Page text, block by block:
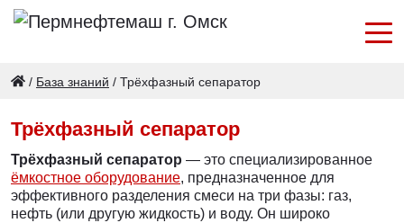
/ База знаний / Трёхфазный сепаратор
Трёхфазный сепаратор
Трёхфазный сепаратор — это специализированное
ёмкостное оборудование, предназначенное для
эффективного разделения смеси на три фазы: газ,
нефть (или другую жидкость) и воду. Он широко